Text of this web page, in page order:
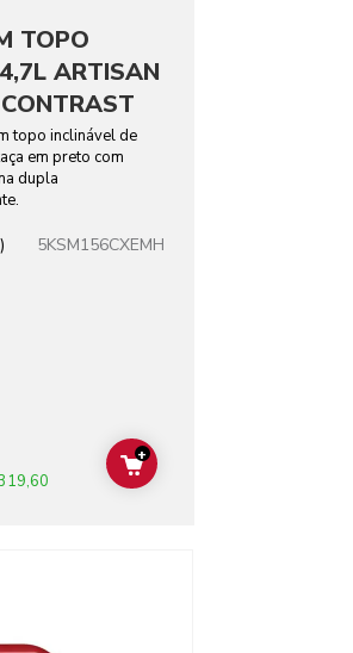
TOPO
ARTISAN
topo inclinável de
em preto com
dupla
5KSM156CXEMH
ADD TO CART
+